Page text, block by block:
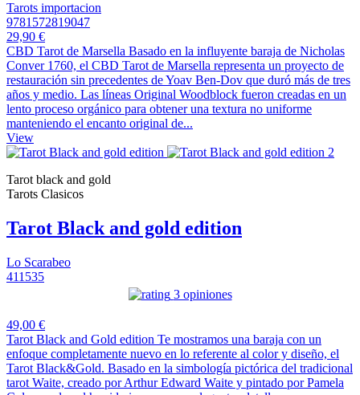
Tarots importacion
9781572819047
29,90 €
CBD Tarot de Marsella Basado en la influyente baraja de Nicholas
Conver 1760, el CBD Tarot de Marsella representa un proyecto de
restauración sin precedentes de Yoav Ben-Dov que duró más de tres
años y medio. Las líneas Original Woodblock fueron creadas en un
lento proceso orgánico para obtener una textura no uniforme
manteniendo el encanto original de...
View
Tarot black and gold
Tarots Clasicos
Tarot Black and gold edition
Lo Scarabeo
411535
3 opiniones
49,00 €
Tarot Black and Gold edition Te mostramos una baraja con un
enfoque completamente nuevo en lo referente al color y diseño, el
Tarot Black&Gold. Basado en la simbología pictórica del tradicional
tarot Waite, creado por Arthur Edward Waite y pintado por Pamela